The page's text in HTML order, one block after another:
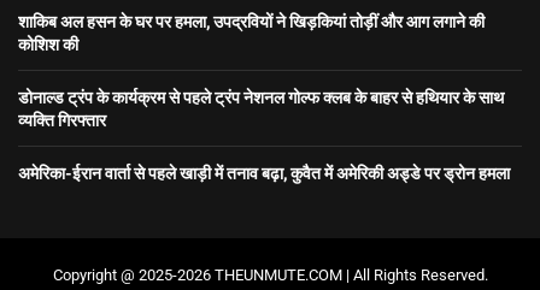
शाकिब अल हसन के घर पर हमला, उपद्रवियों ने खिड़कियां तोड़ीं और आग लगाने की
कोशिश की
डोनाल्ड ट्रंप के कार्यक्रम से पहले ट्रंप नेशनल गोल्फ क्लब के बाहर से हथियार के साथ
व्यक्ति गिरफ्तार
अमेरिका-ईरान वार्ता से पहले खाड़ी में तनाव बढ़ा, कुवैत में अमेरिकी अड्डे पर ड्रोन हमला
Copyright @ 2025-2026 THEUNMUTE.COM | All Rights Reserved.